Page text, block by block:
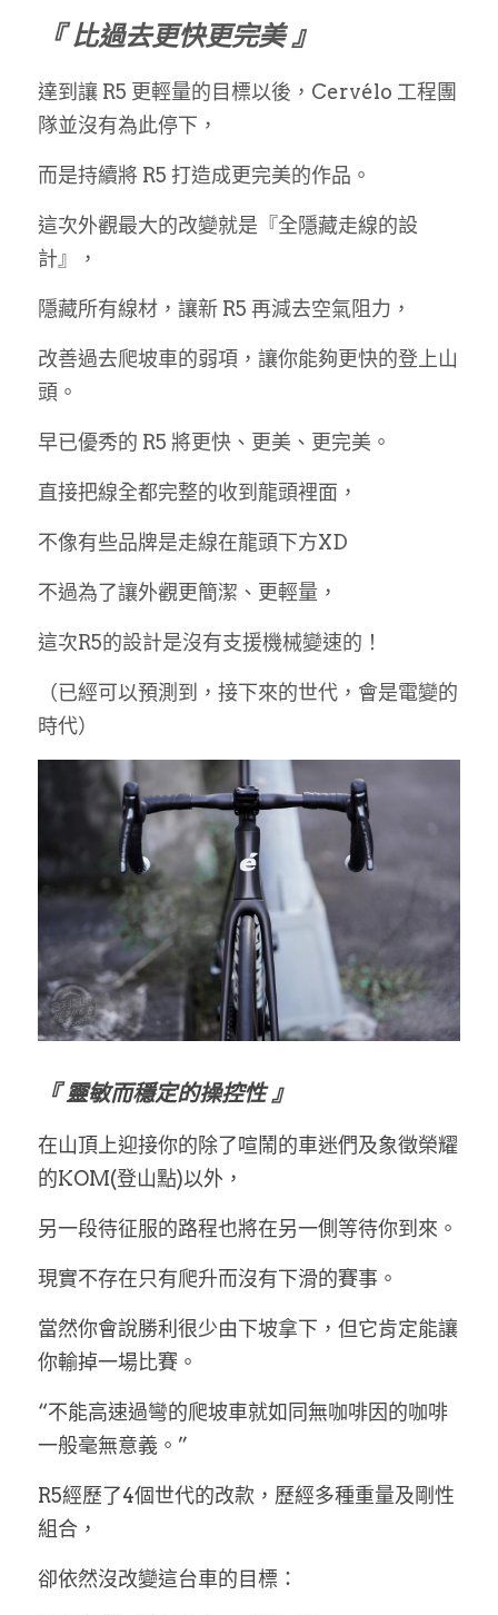
『 比過去更快更完美 』
達到讓 R5 更輕量的目標以後，Cervélo 工程團
隊並沒有為此停下，
而是持續將 R5 打造成更完美的作品。
這次外觀最大的改變就是『全隱藏走線的設
計』，
隱藏所有線材，讓新 R5 再減去空氣阻力，
改善過去爬坡車的弱項，讓你能夠更快的登上山
頭。
早已優秀的 R5 將更快、更美、更完美。
直接把線全都完整的收到龍頭裡面，
不像有些品牌是走線在龍頭下方XD
不過為了讓外觀更簡潔、更輕量，
這次R5的設計是沒有支援機械變速的！
（已經可以預測到，接下來的世代，會是電變的
時代）
『 靈敏而穩定的操控性 』
在山頂上迎接你的除了喧鬧的車迷們及象徵榮耀
的KOM(登山點)以外，
另一段待征服的路程也將在另一側等待你到來。
現實不存在只有爬升而沒有下滑的賽事。
當然你會說勝利很少由下坡拿下，但它肯定能讓
你輸掉一場比賽。
“不能高速過彎的爬坡車就如同無咖啡因的咖啡
一般毫無意義。”
R5經歷了4個世代的改款，歷經多種重量及剛性
組合，
卻依然沒改變這台車的目標：